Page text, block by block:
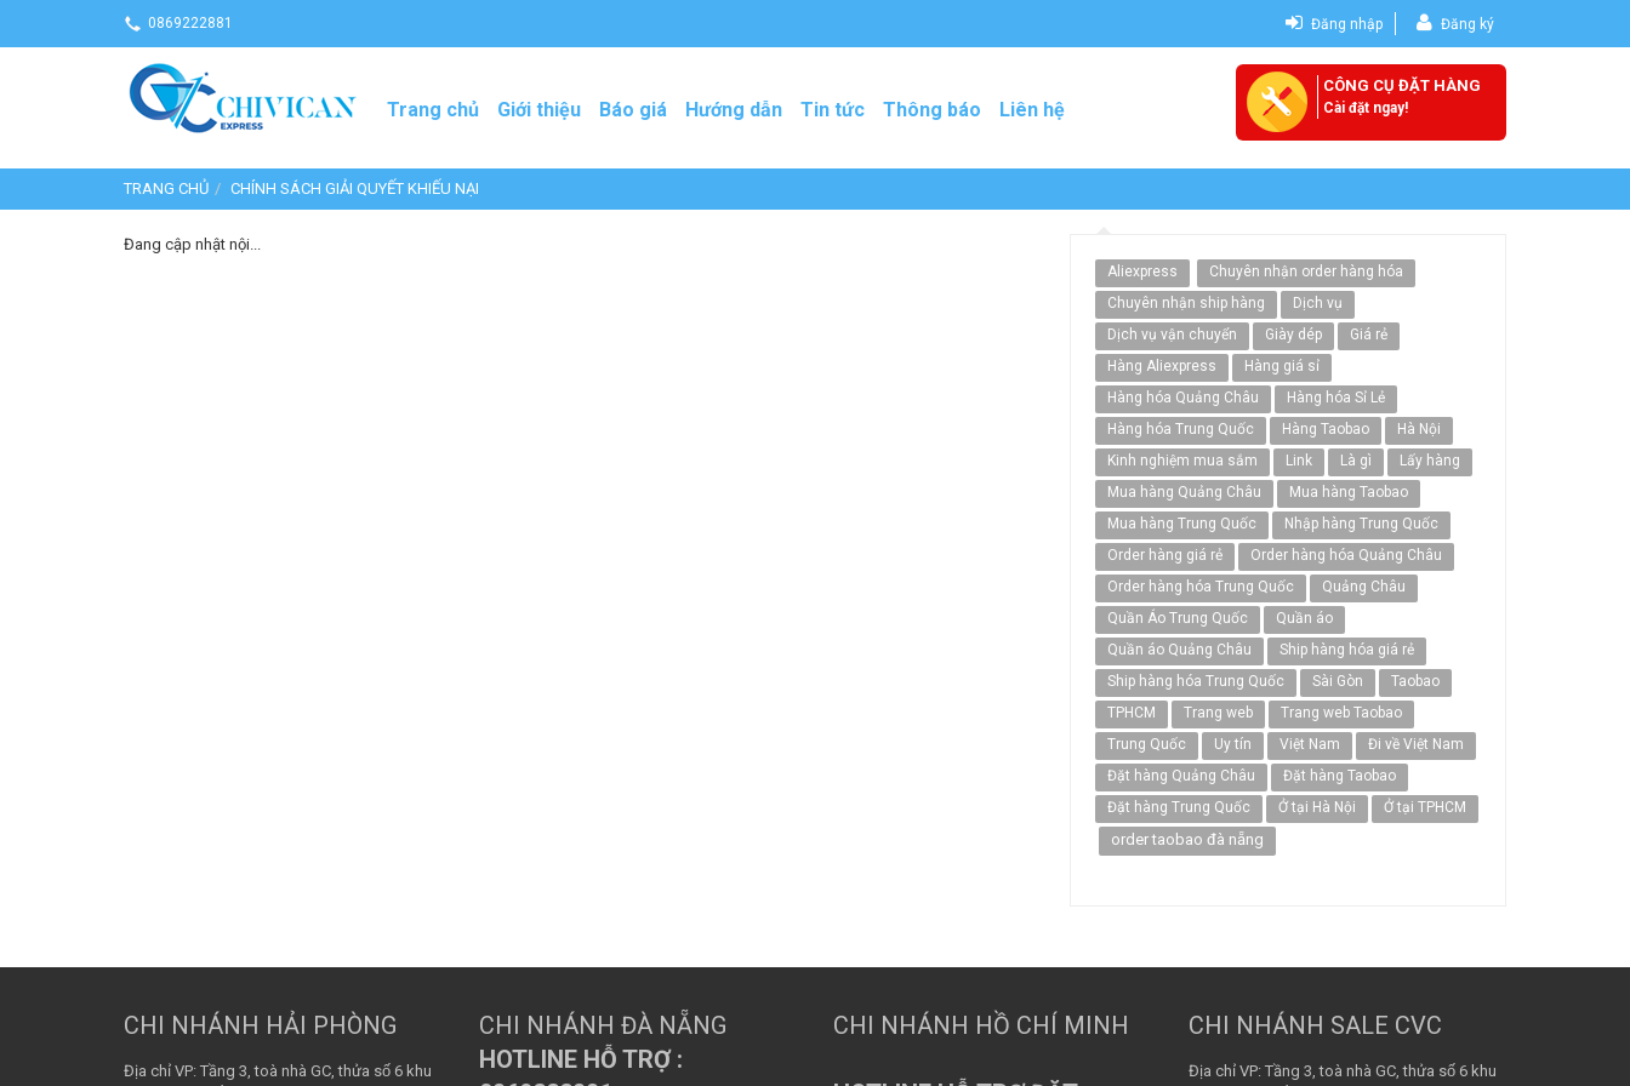
0869222881 Đăng nhập Đăng ký
Trang chủ Giới thiệu Báo giá Hướng dẫn Tin tức Thông báo Liên hệ
CÔNG CỤ ĐẶT HÀNG
Cài đặt ngay!
TRANG CHỦ CHÍNH SÁCH GIẢI QUYẾT KHIẾU NẠI
Đang cập nhật nội...
Aliexpress
Chuyên nhận order hàng hóa
Chuyên nhận ship hàng
Dịch vụ
Dịch vụ vận chuyển
Giày dép
Giá rẻ
Hàng Aliexpress
Hàng giá sỉ
Hàng hóa Quảng Châu
Hàng hóa Sỉ Lẻ
Hàng hóa Trung Quốc
Hàng Taobao
Hà Nội
Kinh nghiệm mua sắm
Link Là gì
Lấy hàng
Mua hàng Quảng Châu
Mua hàng Taobao
Mua hàng Trung Quốc
Nhập hàng Trung Quốc
Order hàng giá rẻ
Order hàng hóa Quảng Châu
Order hàng hóa Trung Quốc
Quảng Châu
Quần Áo Trung Quốc
Quần áo
Quần áo Quảng Châu
Ship hàng hóa giá rẻ
Ship hàng hóa Trung Quốc
Sài Gòn
Taobao
TPHCM
Trang web
Trang web Taobao
Trung Quốc
Uy tín Việt Nam
Đi về Việt Nam
Đặt hàng Quảng Châu
Đặt hàng Taobao
Đặt hàng Trung Quốc
Ở tại Hà Nội Ở tại TPHCM
order taobao đà nẵng
CHI NHÁNH HẢI PHÒNG
Địa chỉ VP: Tầng 3, toà nhà GC, thửa số 6 khu
CHI NHÁNH ĐÀ NẴNG
HOTLINE HỖ TRỢ :
CHI NHÁNH HỒ CHÍ MINH CHI NHÁNH SALE CVC
Địa chỉ VP: Tầng 3, toà nhà GC, thửa số 6 khu